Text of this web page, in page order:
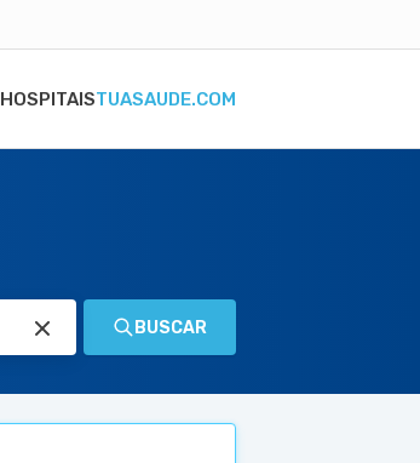
HOSPITAISTUASAUDE.COM
BUSCAR